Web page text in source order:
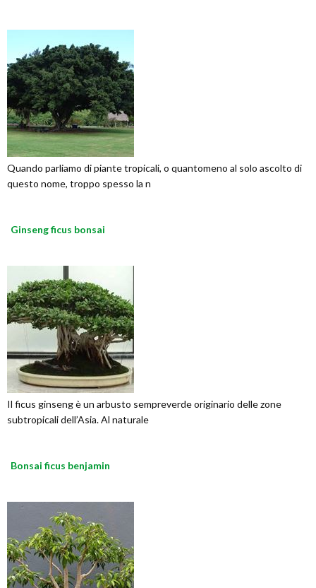
Quando parliamo di piante tropicali, o quantomeno al solo ascolto di
questo nome, troppo spesso la n
Ginseng ficus bonsai
Il ficus ginseng è un arbusto sempreverde originario delle zone
subtropicali dell’Asia. Al naturale
Bonsai ficus benjamin